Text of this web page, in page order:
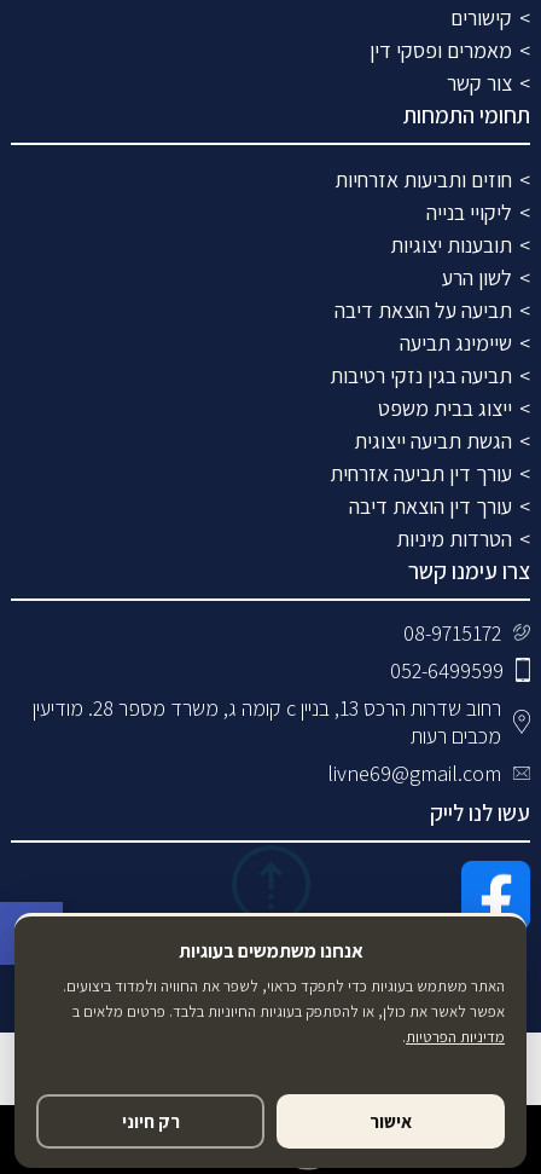
פתח
אנחנו משתמשים בעוגיות
האתר משתמש בעוגיות כדי לתפקד כראוי, לשפר את החוויה ולמדוד ביצועים.
אפשר לאשר את כולן, או להסתפק בעוגיות החיוניות בלבד. פרטים מלאים ב
מדיניות הפרטיות.
אישור רק חיוני
קישורים
מאמרים ופסקי דין
צור קשר
תחומי התמחות
חוזים ותביעות אזרחיות
ליקויי בנייה
תובענות יצוגיות
לשון הרע
תביעה על הוצאת דיבה
שיימינג תביעה
תביעה בגין נזקי רטיבות
ייצוג בבית משפט
הגשת תביעה ייצוגית
עורך דין תביעה אזרחית
עורך דין הוצאת דיבה
הטרדות מיניות
צרו עימנו קשר
08-9715172
052-6499599
רחוב שדרות הרכס 13, בניין c קומה ג, משרד מספר 28. מודיעין
מכבים רעות
livne69@gmail.com
עשו לנו לייק